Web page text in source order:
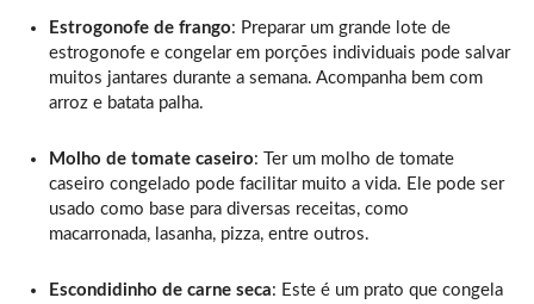
Estrogonofe de frango: Preparar um grande lote de
estrogonofe e congelar em porções individuais pode salvar
muitos jantares durante a semana. Acompanha bem com
arroz e batata palha.
Molho de tomate caseiro: Ter um molho de tomate
caseiro congelado pode facilitar muito a vida. Ele pode ser
usado como base para diversas receitas, como
macarronada, lasanha, pizza, entre outros.
Escondidinho de carne seca: Este é um prato que congela